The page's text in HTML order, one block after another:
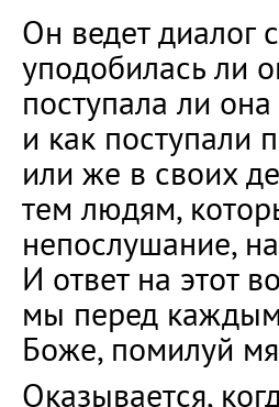
Он ведет диалог
уподобилась ли
поступала ли
и как поступали
или же в своих
тем людям,
непослушание,
И ответ на этот
мы перед
Боже, помилуй
Оказывается,